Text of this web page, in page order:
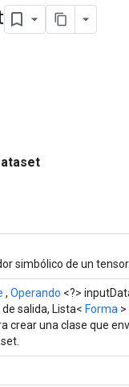
simbólico de un
, Operando <?>
salida, Lista< Forma
crear una clase que